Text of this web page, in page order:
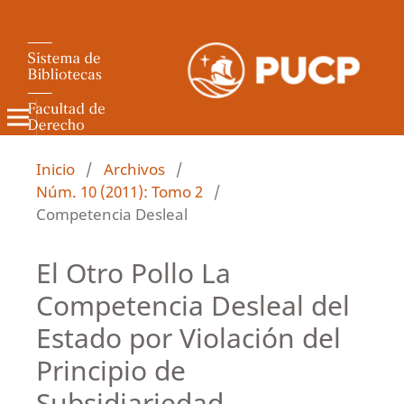
Revista de Derecho Administrativo
Inicio / Archivos /
Núm. 10 (2011): Tomo 2 /
Competencia Desleal
El Otro Pollo La
Competencia Desleal del
Estado por Violación del
Principio de